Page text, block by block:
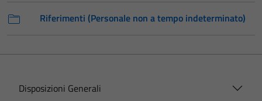
Riferimenti (Personale non a tempo indeterminato)
Disposizioni Generali